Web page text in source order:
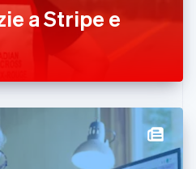
a Stripe e